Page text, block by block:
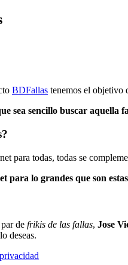
BDFallas tenemos el objetivo
sea sencillo buscar aquella
para todas, todas se
para lo grandes que son
de frikis de las fallas, Jose
deseas.